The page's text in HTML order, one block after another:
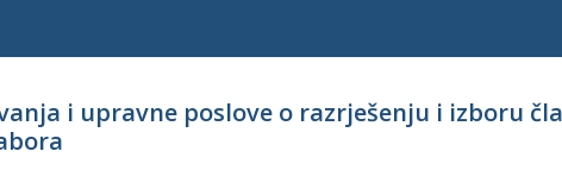
i upravne poslove o razrješenju i izboru